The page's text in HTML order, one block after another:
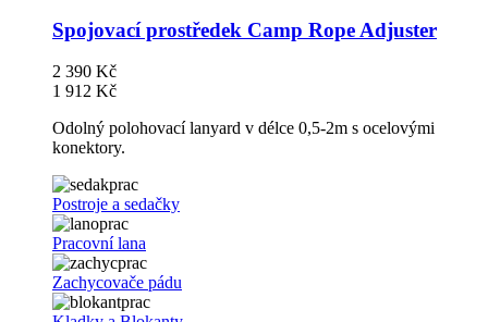
Spojovací prostředek Camp Rope Adjuster
2 390 Kč
1 912 Kč
Odolný polohovací lanyard v délce 0,5-2m s ocelovými
konektory.
Postroje a sedačky
Pracovní lana
Zachycovače pádu